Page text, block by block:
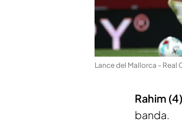
Lance del Mallorca - Real
Rahim
banda.